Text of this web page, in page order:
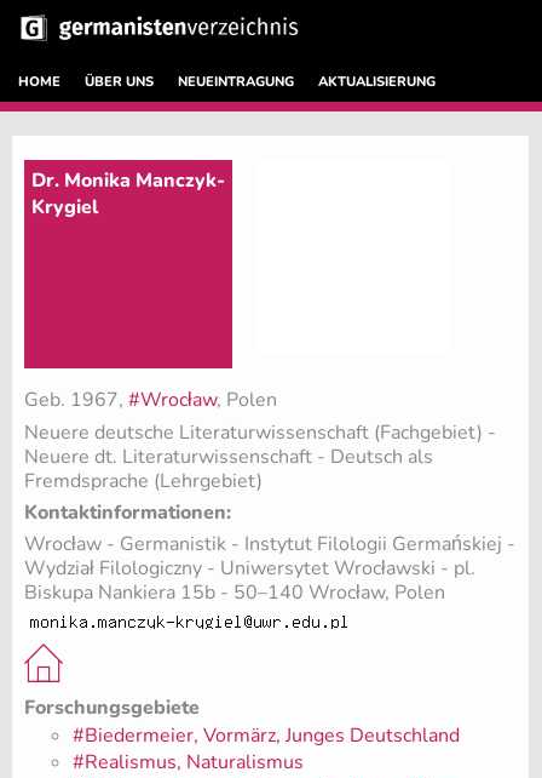
HOME ÜBER UNS NEUEINTRAGUNG AKTUALISIERUNG
Dr. Monika Manczyk-
Krygiel
Geb. 1967, #Wrocław, Polen
Neuere deutsche Literaturwissenschaft (Fachgebiet) -
Neuere dt. Literaturwissenschaft - Deutsch als
Fremdsprache (Lehrgebiet)
Kontaktinformationen:
Wrocław - Germanistik - Instytut Filologii Germańskiej -
Wydział Filologiczny - Uniwersytet Wrocławski - pl.
Biskupa Nankiera 15b - 50–140 Wrocław, Polen
Forschungsgebiete
#Biedermeier, Vormärz, Junges Deutschland
#Realismus, Naturalismus